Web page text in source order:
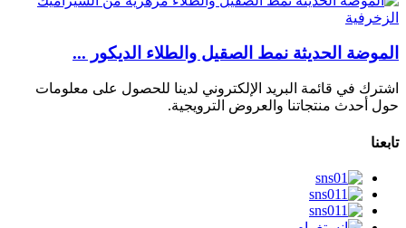
الموضة الحديثة نمط الصقيل والطلاء الديكور ...
اشترك في قائمة البريد الإلكتروني لدينا للحصول على معلومات
حول أحدث منتجاتنا والعروض الترويجية.
تابعنا